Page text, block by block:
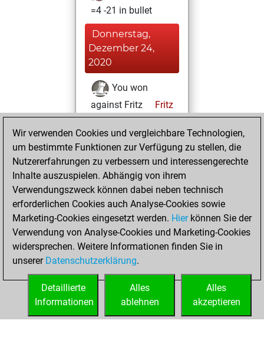
=4 -21 in bullet
Donnerstag,
Dezember 24,
2020
You won
against Fritz
Fritz
You achieved a
new Elo of 1604
You created
your Fritz account
Dienstag,
Februar 13, 2018
You played 6
blitz games
Play
You scored +3
=1 -2 in blitz
Wir verwenden Cookies und vergleichbare Technologien,
um bestimmte Funktionen zur Verfügung zu stellen, die
Nutzererfahrungen zu verbessern und interessengerechte
Inhalte auszuspielen. Abhängig von ihrem
Verwendungszweck können dabei neben technisch
erforderlichen Cookies auch Analyse-Cookies sowie
Marketing-Cookies eingesetzt werden. Hierkönnen Sie der
Verwendung von Analyse-Cookies und Marketing-Cookies
widersprechen. Weitere Informationen finden Sie in
unserer Datenschutzerklärung.
Alles
akzeptieren
Alles
ablehnen
Detaillierte
Informationen